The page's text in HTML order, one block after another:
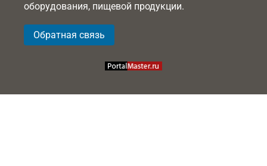
оборудования, пищевой продукции.
Обратная связь